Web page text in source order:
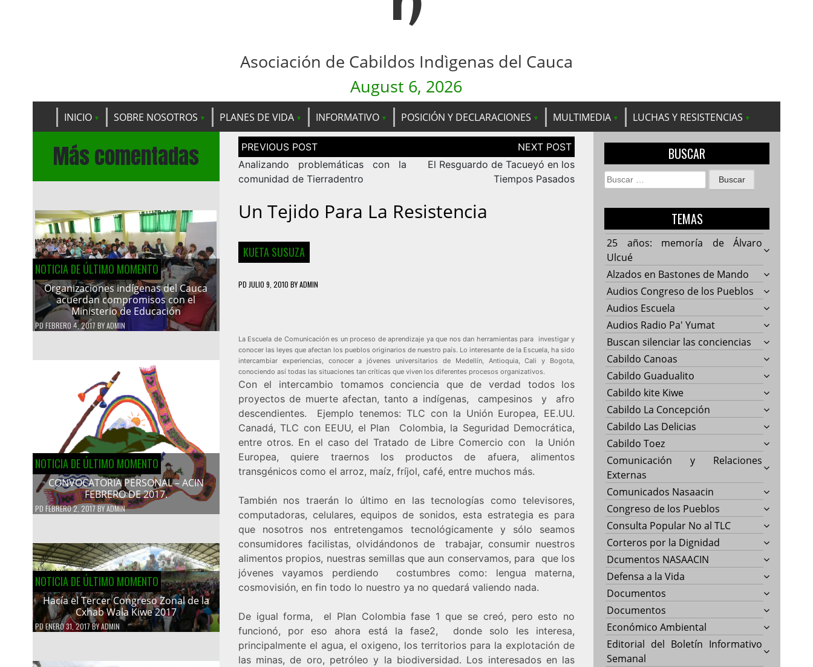
Asociación de Cabildos Indìgenas del Cauca
August 6, 2026
INICIO SOBRE NOSOTROS PLANES DE VIDA INFORMATIVO POSICIÓN Y DECLARACIONES MULTIMEDIA LUCHAS Y RESISTENCIAS
Más comentadas
NOTICIA DE ÚLTIMO MOMENTO
Organizaciones indígenas del Cauca
acuerdan compromisos con el
Ministerio de Educación
PD FEBRERO 4, 2017 BYADMIN
NOTICIA DE ÚLTIMO MOMENTO
CONVOCATORIA PERSONAL – ACIN
FEBRERO DE 2017.
PD FEBRERO 2, 2017BYADMIN
NOTICIA DE ÚLTIMO MOMENTO
Hacía el Tercer Congreso Zonal de la
Cxhab Wala Kiwe 2017
PDENERO 31, 2017BYADMIN
Navegación
de
entradas
Analizando problemáticas con la
comunidad de Tierradentro
El Resguardo de Tacueyó en los
Tiempos Pasados
Un Tejido Para La Resistencia
KUETA SUSUZA
PD JULIO 9, 2010 BYADMIN
La Escuela de Comunicación es un proceso de aprendizaje ya que nos dan herramientas para investigar y
conocer las leyes que afectan los pueblos originarios de nuestro país. Lo interesante de la Escuela, ha sido
intercambiar experiencias, conocer a jóvenes universitarios de Medellín, Antioquia, Cali y Bogota,
conociendo así todas las situaciones tan críticas que viven los diferentes procesos organizativos.
Con el intercambio tomamos conciencia que de verdad todos los
proyectos de muerte afectan, tanto a indígenas, campesinos y afro
descendientes. Ejemplo tenemos: TLC con la Unión Europea, EE.UU.
Canadá, TLC con EEUU, el Plan Colombia, la Seguridad Democrática,
entre otros. En el caso del Tratado de Libre Comercio con la Unión
Europea, quiere traernos los productos de afuera, alimentos
transgénicos como el arroz, maíz, fríjol, café, entre muchos más.
También nos traerán lo último en las tecnologías como televisores,
computadoras, celulares, equipos de sonidos, esta estrategia es para
que nosotros nos entretengamos tecnológicamente y sólo seamos
consumidores facilistas, olvidándonos de trabajar, consumir nuestros
alimentos propios, nuestras semillas que aun conservamos, para que los
jóvenes vayamos perdiendo costumbres como: lengua materna,
cosmovisión, en fin todo lo nuestro ya no quedará valiendo nada.
De igual forma, el Plan Colombia fase 1 que se creó, pero esto no
funcionó, por eso ahora está la fase2, donde solo les interesa,
principalmente el agua, el oxigeno, los territorios para la explotación de
las minas, de oro, petróleo y la biodiversidad. Los interesados en las
BUSCAR
Buscar:
TEMAS
25 años: memoría de Álvaro
Ulcué
Alzados en Bastones de Mando
Audios Congreso de los Pueblos
Audios Escuela
Audios Radio Pa' Yumat
Buscan silenciar las conciencias
Cabildo Canoas
Cabildo Guadualito
Cabildo kite Kiwe
Cabildo La Concepción
Cabildo Las Delicias
Cabildo Toez
Comunicación y Relaciones
Externas
Comunicados Nasaacin
Congreso de los Pueblos
Consulta Popular No al TLC
Corteros por la Dignidad
Dcumentos NASAACIN
Defensa a la Vida
Documentos
Documentos
Económico Ambiental
Editorial del Boletín Informativo
Semanal